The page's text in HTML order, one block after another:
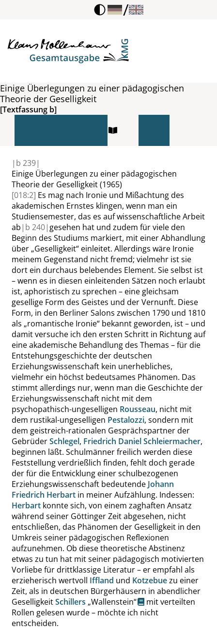
/
Einige Überlegungen zu einer pädagogischen
Theorie der Geselligkeit
[Textfassung b]
| b 239|
Einige Überlegungen zu einer pädagogischen
Theorie der Geselligkeit(1965)
[018:2] Es mag nach Ironie und Mißachtung des
akademischen Ernstes klingen, wenn man ein
Studiensemester, das es auf wissenschaftliche Arbeit
ab | b 240| gesehen hat und zudem für viele den
Beginn des Studiums markiert, mit einer Abhandlung
über „Geselligkeit“ einleitet. Allerdings wäre Ironie
meinem Gegenstand nicht fremd; vielmehr ist sie
dort ein durchaus belebendes Element. Sie selbst ist
– wenn es in diesen einleitenden Sätzen noch erlaubt
ist, aphoristisch zu sprechen – eine gleichsam
gesellige Form des Geistes und der Vernunft. Diese
Form, in den Berliner Salons zwischen 1790 und 1810
als „romantische Ironie“ bekannt geworden, ist – und
damit versuche ich den ersten Schritt in Richtung auf
eine akademische Behandlung des Themas – für die
Entstehungsgeschichte der deutschen
Erziehungswissenschaft kein unerhebliches,
vielmehr ein höchst bedeutsames Phänomen. Das
stimmt allerdings nur, wenn man die Geschichte der
Erziehungswissenschaft nicht mit dem
psychopathisch-ungeselligen Rousseau, nicht mit
dem rustikal-ungeselligen Pestalozzi, sondern mit
dem geistreich-rationalen Gesprächspartner der
GebrüderSchlegel, Friedrich Daniel Schleiermacher,
beginnen läßt. Schulmänner freilich werden diese
Feststellung verdrießlich finden, fehlt doch gerade
der für die Entwicklung einer schulbezogenen
Erziehungswissenschaft bedeutende Johann
Friedrich Herbart in meiner Aufzählung. Indessen:
Herbart konnte sich, von einem zaghaften Ansatz
während seiner Göttinger Zeit abgesehen, nicht
entschließen, das Phänomen der Geselligkeit in den
Umkreis seiner pädagogischen Reflexionen
aufzunehmen. Ob diese theoretische Abstinenz
etwas zu tun hat mit seiner pädagogisch motivierten
Vorliebe für drittklassige Literatur – er empfahl als
erzieherisch wertvoll Iffland und Kotzebuezu einer
Zeit, als in deutschen Bürgerhäusern in abendlicher
GeselligkeitSchillers „Wallenstein“
mit verteilten
Rollen gelesen wurde – möchte ich nicht
entscheiden.